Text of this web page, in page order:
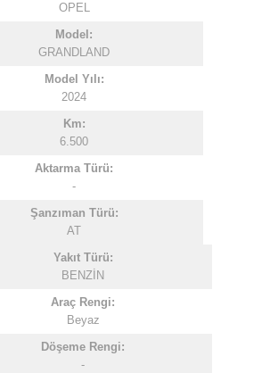
OPEL
Model:
GRANDLAND
Model Yılı:
2024
Km:
6.500
Aktarma Türü:
-
Şanzıman Türü:
AT
Yakıt Türü:
BENZİN
Araç Rengi:
Beyaz
Döşeme Rengi:
-